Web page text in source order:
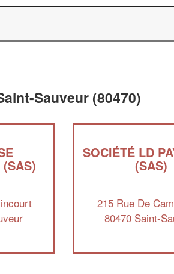
Sauveur (80470)
SOCIÉTÉ LD
(SAS)
215 Rue De
80470 Saint-